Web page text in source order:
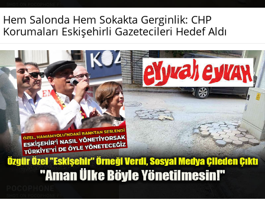
Hem Salonda Hem Sokakta Gerginlik: CHP
Korumaları Eskişehirli Gazetecileri Hedef Aldı